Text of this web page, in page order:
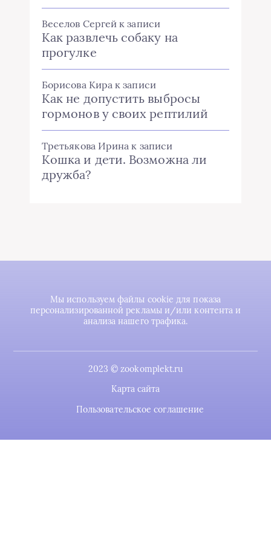
Веселов Сергей к записи
Как развлечь собаку на
прогулке
Борисова Кира к записи
Как не допустить выбросы
гормонов у своих рептилий
Третьякова Ирина к записи
Кошка и дети. Возможна ли
дружба?
Мы используем файлы cookie для показа
персонализированной рекламы и/или контента и
анализа нашего трафика.
2023 © zookomplekt.ru
Карта сайта
Пользовательское соглашение